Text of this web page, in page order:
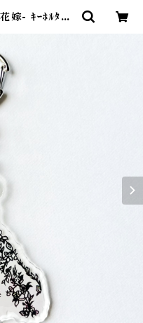
- ｷｰﾎﾙﾀﾞｰ